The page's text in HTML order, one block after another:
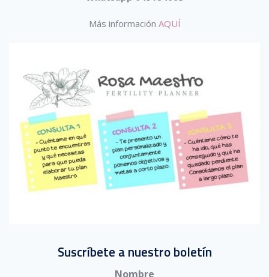
Más información AQUÍ
Suscríbete a nuestro boletín
Nombre